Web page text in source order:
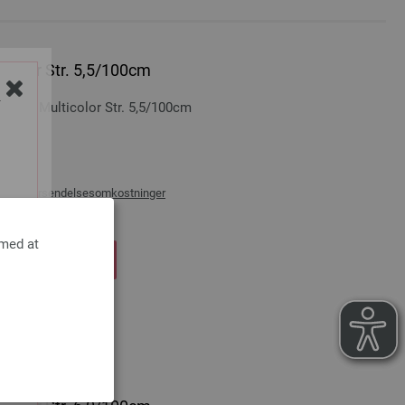
at
Str. 5,5/100cm
Træ Multicolor Str. 5,5/100cm
af forsendelsesomkostninger